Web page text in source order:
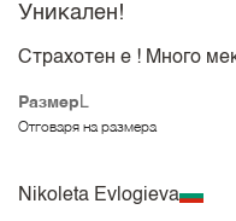
Размер L
Отговаря на размера
Уникален!
Страхотен е ! Много
Nikoleta Evlogieva